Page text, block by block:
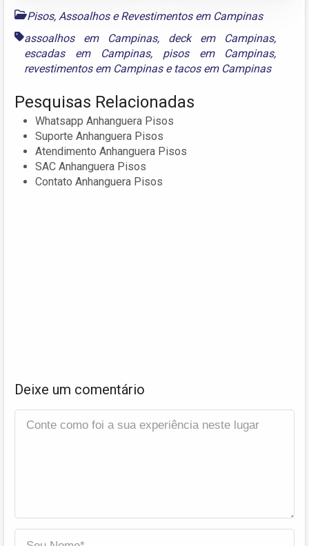
Pisos, Assoalhos e Revestimentos em Campinas
assoalhos em Campinas, deck em Campinas,
escadas em Campinas, pisos em Campinas,
revestimentos em Campinase tacos em Campinas
Pesquisas Relacionadas
Whatsapp Anhanguera Pisos
Suporte Anhanguera Pisos
Atendimento Anhanguera Pisos
SAC Anhanguera Pisos
Contato Anhanguera Pisos
Deixe um comentário